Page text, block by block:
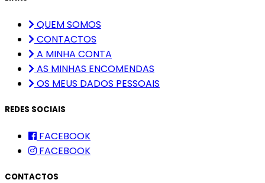
QUEM SOMOS
CONTACTOS
A MINHA CONTA
AS MINHAS ENCOMENDAS
OS MEUS DADOS PESSOAIS
REDES SOCIAIS
FACEBOOK
FACEBOOK
CONTACTOS